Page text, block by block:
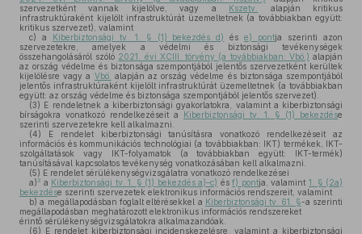
szervezetként vannak kijelölve, vagy a Kszetv.
alapján kritikus
infrastruktúraként kijelölt infrastruktúrát üzemeltetnek (a továbbiakban együtt:
kritikus szervezet), valamint
c) a Kiberbiztonsági tv. 1. § (1) bekezdés d) ése) pontja szerinti azon
szervezetekre, amelyek a védelmi és biztonsági tevékenységek
összehangolásáról szóló 2021. évi XCIII. törvény (a továbbiakban: Vbö.) alapján
az ország védelme és biztonsága szempontjából jelentős szervezetként kerültek
kijelölésre vagy a Vbö. alapján az ország védelme és biztonsága szempontjából
jelentős infrastruktúraként kijelölt infrastruktúrát üzemeltetnek (a továbbiakban
együtt: az ország védelme és biztonsága szempontjából jelentős szervezet).
(3) E rendeletnek a kiberbiztonsági gyakorlatokra, valamint a kiberbiztonsági
bírságokra vonatkozó rendelkezéseit a Kiberbiztonsági tv. 1. § (1) bekezdése
szerinti szervezetekre kell alkalmazni.
(4) E rendelet kiberbiztonsági tanúsításra vonatkozó rendelkezéseit az
információs és kommunikációs technológiai (a továbbiakban: IKT) termékek, IKT-
szolgáltatások vagy IKT-folyamatok (a továbbiakban együtt: IKT-termék)
tanúsításával kapcsolatos tevékenység vonatkozásában kell alkalmazni.
(5) E rendelet sérülékenységvizsgálatra vonatkozó rendelkezései
a) 3 a Kiberbiztonsági tv. 1. § (1) bekezdés a)–c) ésf) pontja, valamint 1. § (2a)
bekezdése szerinti szervezetek elektronikus információs rendszereit, valamint
b) a megállapodásban foglalt eltérésekkel a Kiberbiztonsági tv. 61. §-a szerinti
megállapodásban meghatározott elektronikus információs rendszereket
érintő sérülékenységvizsgálatokra alkalmazandóak.
(6) E rendelet kiberbiztonsági incidenskezelésre, valamint a kiberbiztonsági